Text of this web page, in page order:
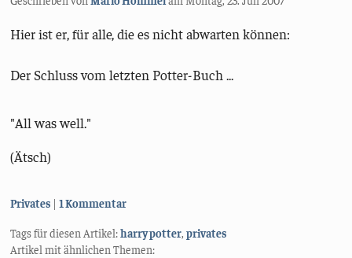
Hier ist er, für alle, die es nicht abwarten können:
Der Schluss vom letzten Potter-Buch ...
"All was well."
(Ätsch)
Kategorien:
Privates 1 Kommentar
Tags für diesen Artikel:harry potter,privates
Artikel mit ähnlichen Themen: